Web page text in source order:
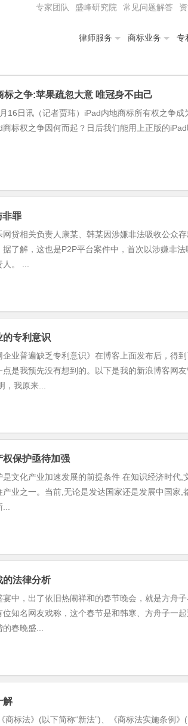
专家团队 盛峰研究院 常见问题解答
律师服务 商标业务 专
标之争:苹果疏忽大意 唯冠身不由己
16日讯（记者贾玮）iPad内地商标所有权之争成
商标权之争因何而起？日后我们能用上正版的
非罪
网贷相关负责人康某、韩某因涉嫌非法吸收公众
据了解，这也是P2P平台案件中，首次以涉嫌非
。 ...
的专利意识
企业普遍缺乏专利意识》在博客上面发布后，得
点是我预先没有想到的。以下是我的新浪博客网
，我原来...
保护亟待加强
文化产业加速发展的前提条件 在知识经济时代,
产业之一。当前,无论是发达国家还是发展中国家,
的法律分析
中，出了依旧热闹祥和的春节晚会，就是方舟
位知名网友戏称，这个春节是和韩寒、方舟子一
春晚盛...
解
商标法》(以下简称“新法”)、《商标法实施条例》